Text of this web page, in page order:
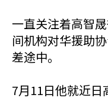
一直关注着高智
间机构对华援助
差途中。
7月11日他就近